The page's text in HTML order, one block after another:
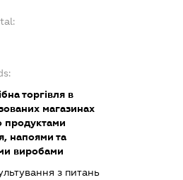
торгівля в
магазинах
продуктами
напоями та
виробами
з питань